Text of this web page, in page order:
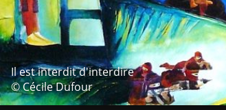
Il est interdit d'interdire
© Cécile Dufour